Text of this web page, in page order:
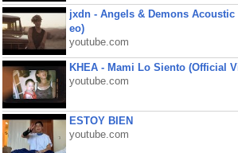
jxdn - Angels & Demons Acoustic
eo)
youtube.com
KHEA - Mami Lo Siento (Official
youtube.com
ESTOY BIEN
youtube.com